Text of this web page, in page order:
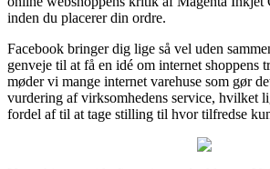
inden du placerer din ordre.
Facebook bringer dig lige så vel uden
genveje til at få en idé om internet shoppens
møder vi mange internet varehuse som gør
vurdering af virksomhedens service, hvilket
fordel af til at tage stilling til hvor tilfredse